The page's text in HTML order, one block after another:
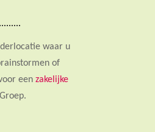
waar u
of
een zakelijke